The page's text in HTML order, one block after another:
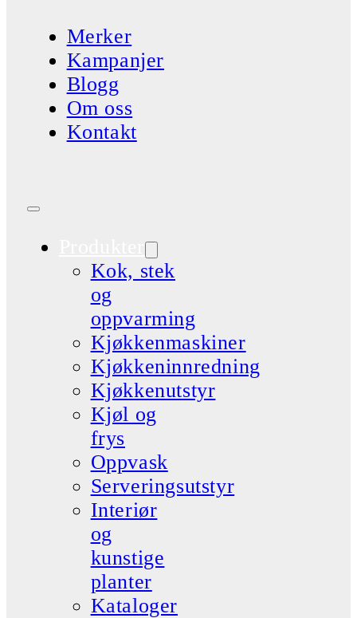
Merker
Kampanjer
Blogg
Om oss
Kontakt
Kok, stek
og
oppvarming
Kjøkkenmaskiner
Kjøkkeninnredning
Kjøkkenutstyr
Kjøl og
frys
Oppvask
Serveringsutstyr
Interiør
og
kunstige
planter
Kataloger